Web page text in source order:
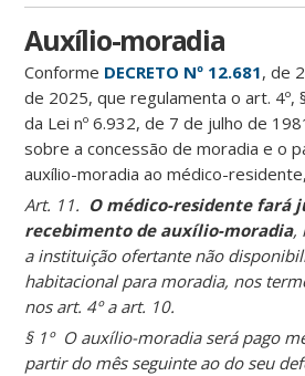
Auxílio-moradia
Conforme DECRETO Nº 12.681, de
de 2025, que regulamenta o art. 4º,
da Lei nº 6.932, de 7 de julho de
sobre a concessão de moradia e o
auxílio-moradia ao médico-
Art. 11. O médico-residente fará
recebimento de auxílio-moradia,
a instituição ofertante não
habitacional para moradia, nos
nos art. 4º a art. 10.
§ 1º O auxílio-moradia será pago
partir do mês seguinte ao do seu